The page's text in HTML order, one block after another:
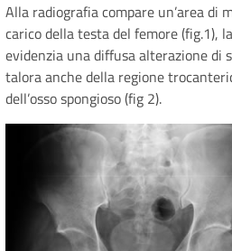
Alla radiografia compare un’area di
carico della testa del femore (fig.1),
evidenzia una diffusa alterazione di
talora anche della regione
dell’osso spongioso (fig 2).